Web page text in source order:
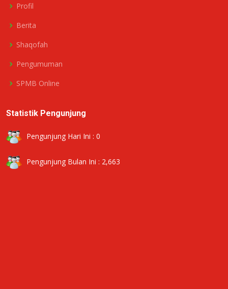
Profil
Berita
Shaqofah
Pengumuman
SPMB Online
Statistik Pengunjung
Pengunjung Hari Ini : 0
Pengunjung Bulan Ini : 2,663